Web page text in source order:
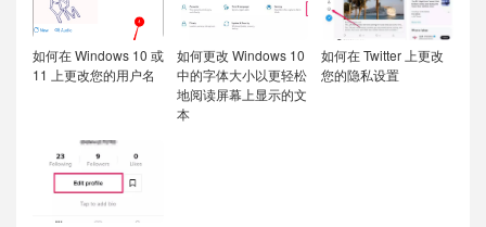
如何在 Windows 10 或
11 上更改您的用户名
如何更改 Windows 10
中的字体大小以更轻松
地阅读屏幕上显示的文
本
如何在 Twitter 上更改
您的隐私设置